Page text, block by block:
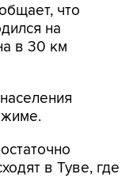
что
на
в 30 км
в Туве, где